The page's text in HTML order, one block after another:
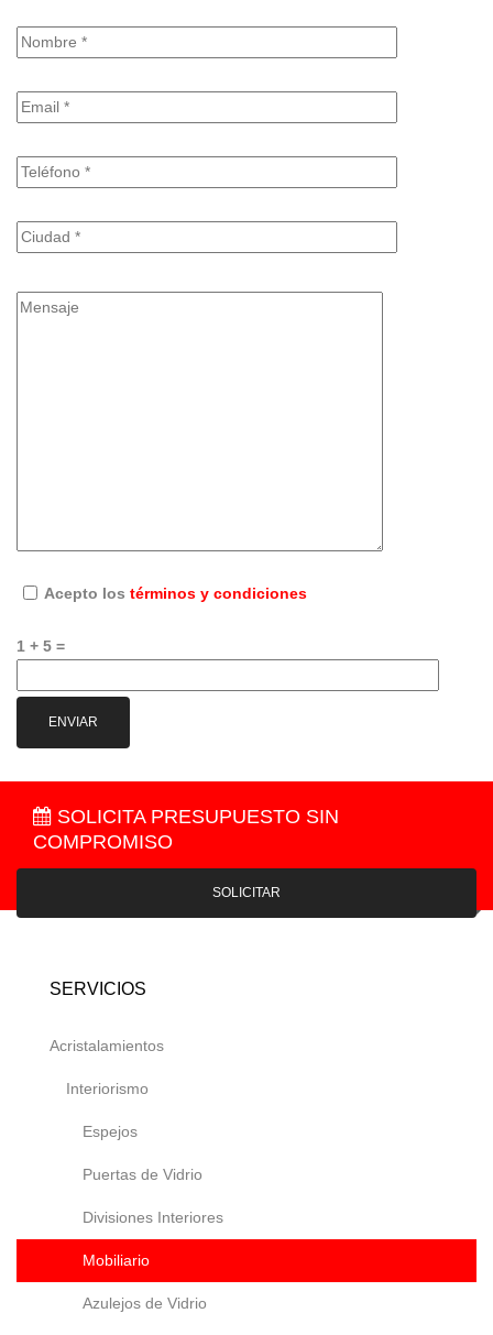
Acepto los términos y condiciones
1 + 5 =
SOLICITA PRESUPUESTO SIN
COMPROMISO
SOLICITAR
SERVICIOS
Acristalamientos
Interiorismo
Espejos
Puertas de Vidrio
Divisiones Interiores
Mobiliario
Azulejos de Vidrio